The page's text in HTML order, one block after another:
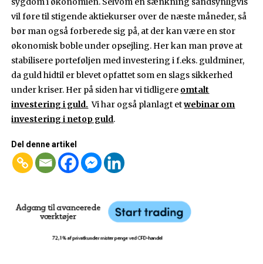
vil føre til stigende aktiekurser over de næste måneder, så
bør man også forberede sig på, at der kan være en stor
økonomisk boble under opsejling. Her kan man prøve at
stabilisere porteføljen med investering i f.eks. guldminer,
da guld hidtil er blevet opfattet som en slags sikkerhed
under kriser. Her på siden har vi tidligere omtalt
investering i guld. Vi har også planlagt etwebinar om
investering i netop guld.
Del denne artikel